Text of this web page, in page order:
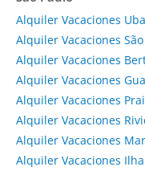
Alquiler Vacaciones
Alquiler Vacaciones
Alquiler Vacaciones
Alquiler Vacaciones
Alquiler Vacaciones
Alquiler Vacaciones
Alquiler Vacaciones
Alquiler Vacaciones